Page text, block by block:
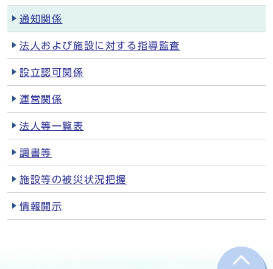
通知関係
法人および施設に対する指導監査
設立認可関係
運営関係
法人等一覧表
調書等
施設等の被災状況把握
情報開示